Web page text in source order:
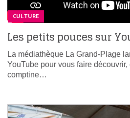
CULTURE
Les petits pouces sur
La médiathèque La Grand-Plage
YouTube pour vous faire
comptine…